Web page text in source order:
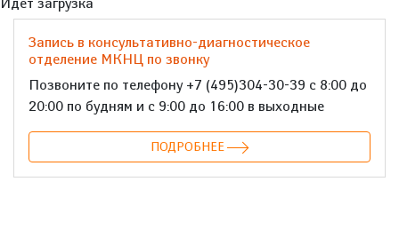
Запись в консультативно-диагностическое
отделение МКНЦ по звонку
Позвоните по телефону +7 (495)304-30-39 с 8:00 до
20:00 по будням и с 9:00 до 16:00 в выходные
ПОДРОБНЕЕ